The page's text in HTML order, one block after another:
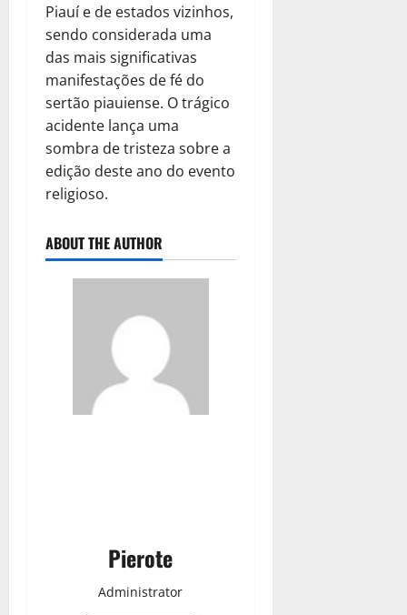
Piauí e de estados vizinhos,
sendo considerada uma
das mais significativas
manifestações de fé do
sertão piauiense. O trágico
acidente lança uma
sombra de tristeza sobre a
edição deste ano do evento
religioso.
ABOUT THE AUTHOR
Pierote
Administrator